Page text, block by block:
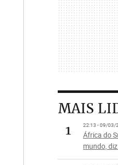
MAIS
1
22:13 - 09/03/
África do
mundo,